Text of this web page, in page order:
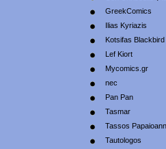
GreekComics
Ilias Kyriazis
Kotsifas Blackbird
Lef Kiort
Mycomics.gr
nec
Pan Pan
Tasmar
Tassos
Tautologos